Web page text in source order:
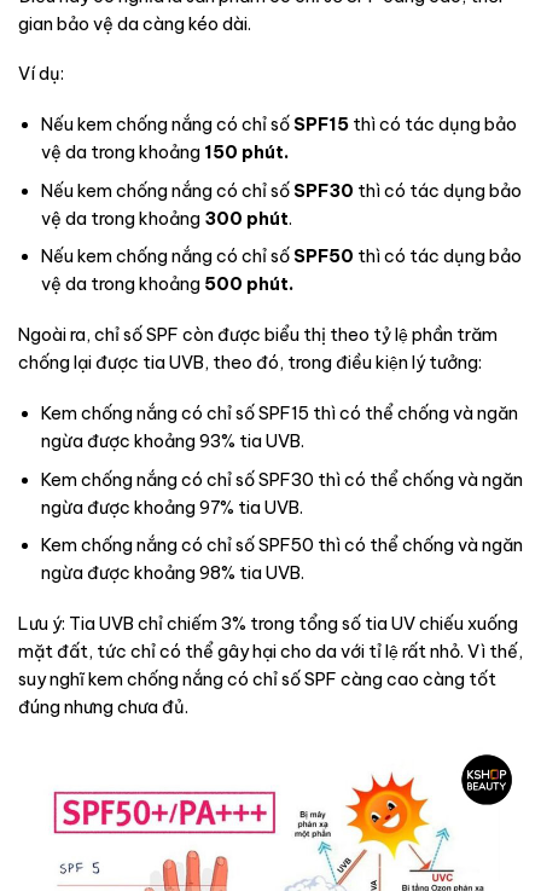
gian bảo vệ da càng kéo dài.
Ví dụ:
Nếu kem chống nắng có chỉ số SPF15thì có tác dụng bảo
vệ da trong khoảng 150 phút.
Nếu kem chống nắng có chỉ số SPF30 thì có tác dụng bảo
vệ da trong khoảng 300 phút.
Nếu kem chống nắng có chỉ số SPF50 thì có tác dụng bảo
vệ da trong khoảng 500 phút.
Ngoài ra, chỉ số SPF còn được biểu thị theo tỷ lệ phần trăm
chống lại được tia UVB, theo đó, trong điều kiện lý tưởng:
Kem chống nắng có chỉ số SPF15 thì có thể chống và ngăn
ngừa được khoảng 93% tia UVB.
Kem chống nắng có chỉ số SPF30 thì có thể chống và ngăn
ngừa được khoảng 97% tia UVB.
Kem chống nắng có chỉ số SPF50 thì có thể chống và ngăn
ngừa được khoảng 98% tia UVB.
Lưu ý: Tia UVB chỉ chiếm 3% trong tổng số tia UV chiếu xuống
mặt đất, tức chỉ có thể gây hại cho da với tỉ lệ rất nhỏ. Vì thế,
suy nghĩ kem chống nắng có chỉ số SPF càng cao càng tốt
đúng nhưng chưa đủ.